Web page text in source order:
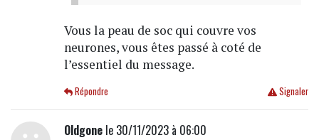
Vous la peau de soc qui couvre vos
neurones, vous êtes passé à coté de
l’essentiel du message.
Signaler
Répondre
Oldgonele 30/11/2023 à 06:00